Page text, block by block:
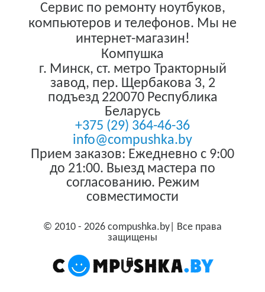
Сервис по ремонту ноутбуков,
компьютеров и телефонов. Мы не
интернет-магазин!
Компушка
г. Минск, ст. метро Тракторный
завод, пер. Щербакова 3, 2
подъезд 220070 Республика
Беларусь
+375 (29) 364-46-36
info@compushka.by
Прием заказов: Ежедневно с 9:00
до 21:00. Выезд мастера по
согласованию. Режим
совместимости
© 2010 - 2026 compushka.by| Все права
защищены